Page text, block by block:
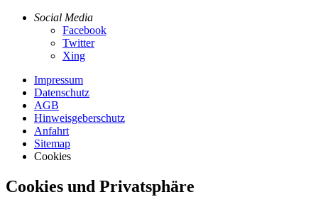
Social Media
Facebook
Twitter
Xing
Impressum
Datenschutz
AGB
Hinweisgeberschutz
Anfahrt
Sitemap
Cookies
Cookies und Privatsphäre